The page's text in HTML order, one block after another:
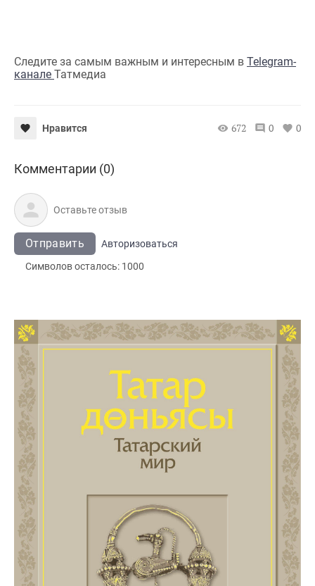
Следите за самым важным и интересным в Telegram-
канале Татмедиа
Нравится 672 0 0
Комментарии (0)
Отправить
Авторизоваться
Символов осталось: 1000